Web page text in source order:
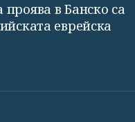
в Банско са
еврейска